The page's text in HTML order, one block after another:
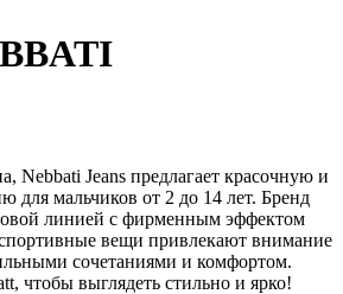
Nebbati Jeans предлагает красочную и
для мальчиков от 2 до 14 лет. Бренд
линией с фирменным эффектом
вещи привлекают внимание
сочетаниями и комфортом.
чтобы выглядеть стильно и ярко!